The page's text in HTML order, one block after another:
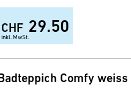
CHF 29.50
inkl. MwSt.
Comfy weiss